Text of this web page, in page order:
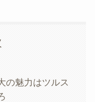
の魅力はツルス